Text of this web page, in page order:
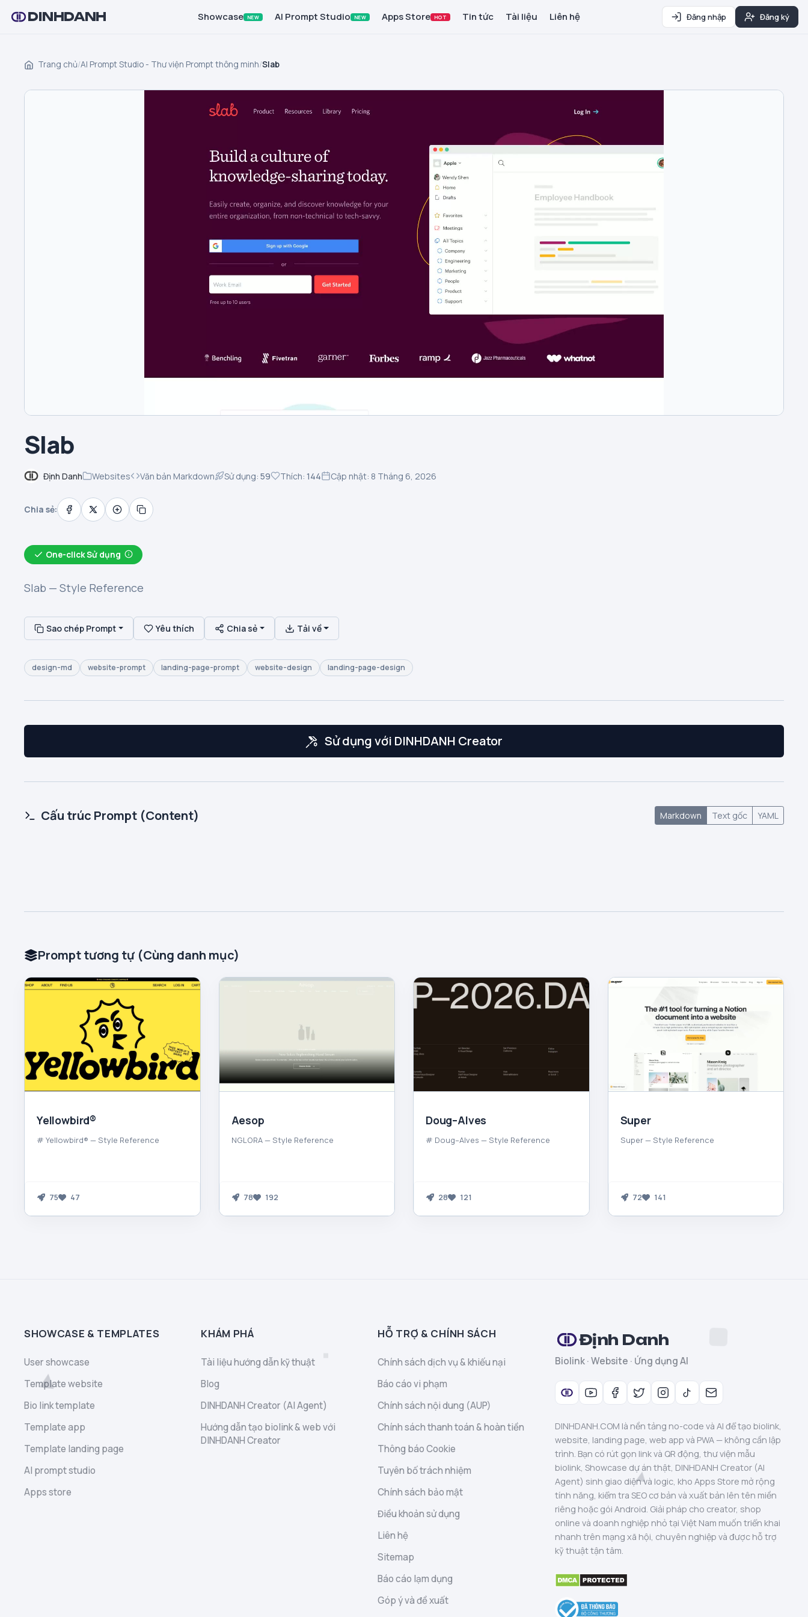
DINHDANH Showcase NEW AI Prompt Studio NEW Apps Store HOT Tin tức Tài liệu Liên hệ Đăng nhập Đăng ký
Trang chủ/AI Prompt Studio - Thư viện Prompt thông minh/Slab
Slab
Định Danh Websites Văn bản Markdown Sử dụng: 59 Thích: 144 Cập nhật: 8 Tháng 6, 2026
Chia sẻ:
One-click Sử dụng
Slab — Style Reference
Sao chép Prompt Yêu thích Chia sẻ Tải về
design-md website-prompt landing-page-prompt website-design landing-page-design
Sử dụng với DINHDANH Creator
Cấu trúc Prompt (Content) Markdown Text gốc YAML
Prompt tương tự (Cùng danh mục)
Yellowbird®
# Yellowbird® — Style Reference
75 47
Aesop
NGLORA — Style Reference
78 192
Doug–Alves
# Doug–Alves — Style Reference
28 121
Super
Super — Style Reference
72 141
SHOWCASE & TEMPLATES
User showcase
Template website
Bio link template
Template app
Template landing page
AI prompt studio
Apps store
KHÁM PHÁ
Tài liệu hướng dẫn kỹ thuật
Blog
DINHDANH Creator (AI Agent)
Hướng dẫn tạo biolink & web với
DINHDANH Creator
HỖ TRỢ & CHÍNH SÁCH
Chính sách dịch vụ & khiếu nại
Báo cáo vi phạm
Chính sách nội dung (AUP)
Chính sách thanh toán & hoàn tiền
Thông báo Cookie
Tuyên bố trách nhiệm
Chính sách bảo mật
Điều khoản sử dụng
Liên hệ
Sitemap
Báo cáo lạm dụng
Góp ý và đề xuất
Định Danh
Biolink · Website · Ứng dụng AI
DINHDANH.COM là nền tảng no-code và AI để tạo biolink,
website, landing page, web app và PWA — không cần lập
trình. Bạn có rút gọn link và QR động, thư viện mẫu
biolink, Showcase dự án thật, DINHDANH Creator (AI
Agent) sinh giao diện và logic, kho Apps Store mở rộng
tính năng, kiểm tra SEO cơ bản và xuất bản lên tên miền
riêng hoặc gói Android. Giải pháp cho creator, shop
online và doanh nghiệp nhỏ tại Việt Nam muốn triển khai
nhanh trên mạng xã hội, chuyên nghiệp và được hỗ trợ
kỹ thuật tận tâm.